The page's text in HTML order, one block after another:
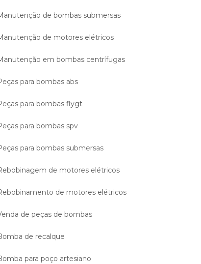
de bombas submersas
de motores elétricos
em bombas centrífugas
para bombas abs
para bombas flygt
para bombas spv
para bombas submersas
de motores elétricos
de motores elétricos
de peças de bombas
de recalque
para poço artesiano